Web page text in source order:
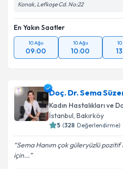
Konak, Lefkoşe Cd. No:22
En Yakın Saatler
10 Ağu
09:00
10 Ağu
10:00
Doç. Dr. Sema
Kadın Hastalıkları ve
İstanbul, Bakırköy
5 (328 Değerlendirme)
Sema Hanım çok güleryüzlü
için...